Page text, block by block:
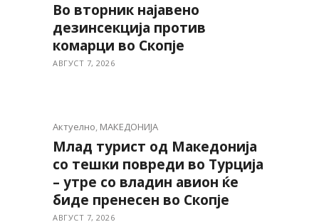
Во вторник најавено
дезинсекција против
комарци во Скопје
АВГУСТ 7, 2026
Актуелно, МАКЕДОНИЈА
Млад турист од Македонија
со тешки повреди во Турција
– утре со владин авион ќе
биде пренесен во Скопје
АВГУСТ 7, 2026